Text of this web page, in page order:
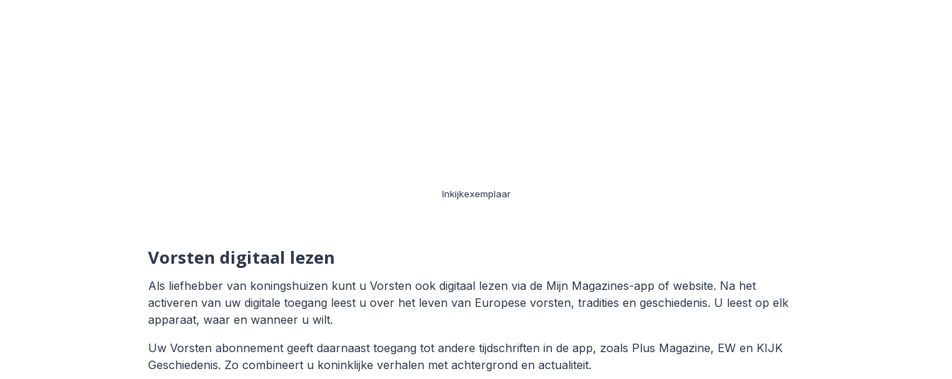
Inkijkexemplaar
Vorsten digitaal lezen
Als liefhebber van koningshuizen kunt u Vorsten ook digitaal lezen via de Mijn Magazines-app of website. Na het
activeren van uw digitale toegang leest u over het leven van Europese vorsten, tradities en geschiedenis. U leest op elk
apparaat, waar en wanneer u wilt.
Uw Vorsten abonnement geeft daarnaast toegang tot andere tijdschriften in de app, zoals Plus Magazine, EW en KIJK
Geschiedenis. Zo combineert u koninklijke verhalen met achtergrond en actualiteit.